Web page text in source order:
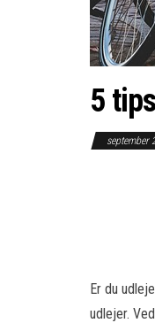
5
september
Er du
udlejer.